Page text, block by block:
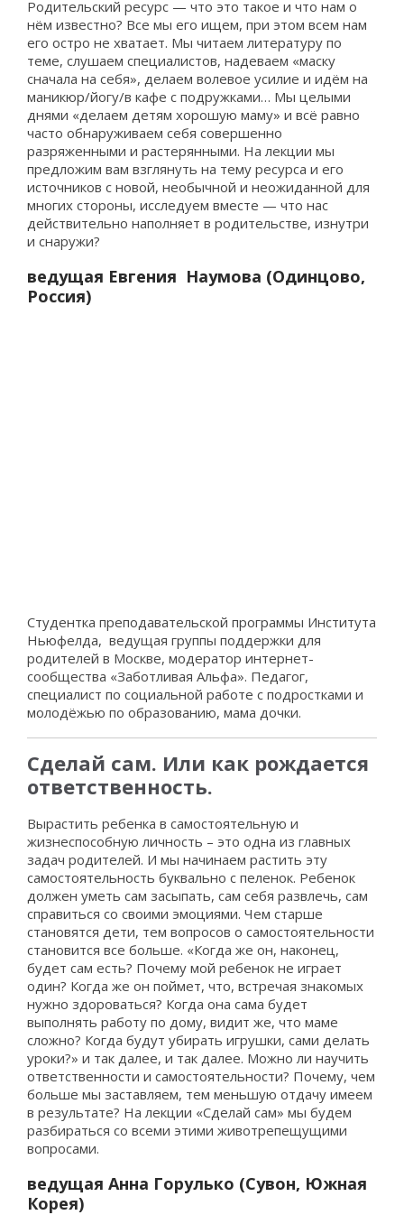
Родительский ресурс — что это такое и что нам о
нём известно? Все мы его ищем, при этом всем нам
его остро не хватает. Мы читаем литературу по
теме, слушаем специалистов, надеваем «маску
сначала на себя», делаем волевое усилие и идём на
маникюр/йогу/в кафе с подружками… Мы целыми
днями «делаем детям хорошую маму» и всё равно
часто обнаруживаем себя совершенно
разряженными и растерянными. На лекции мы
предложим вам взглянуть на тему ресурса и его
источников с новой, необычной и неожиданной для
многих стороны, исследуем вместе — что нас
действительно наполняет в родительстве, изнутри
и снаружи?
ведущая Евгения Наумова (Одинцово,
Россия)
Студентка преподавательской программы Института
Ньюфелда, ведущая группы поддержки для
родителей в Москве, модератор интернет-
сообщества «Заботливая Альфа». Педагог,
специалист по социальной работе с подростками и
молодёжью по образованию, мама дочки.
Сделай сам. Или как рождается
ответственность.
Вырастить ребенка в самостоятельную и
жизнеспособную личность – это одна из главных
задач родителей. И мы начинаем растить эту
самостоятельность буквально с пеленок. Ребенок
должен уметь сам засыпать, сам себя развлечь, сам
справиться со своими эмоциями. Чем старше
становятся дети, тем вопросов о самостоятельности
становится все больше. «Когда же он, наконец,
будет сам есть? Почему мой ребенок не играет
один? Когда же он поймет, что, встречая знакомых
нужно здороваться? Когда она сама будет
выполнять работу по дому, видит же, что маме
сложно? Когда будут убирать игрушки, сами делать
уроки?» и так далее, и так далее. Можно ли научить
ответственности и самостоятельности? Почему, чем
больше мы заставляем, тем меньшую отдачу имеем
в результате? На лекции «Сделай сам» мы будем
разбираться со всеми этими животрепещущими
вопросами.
ведущая Анна Горулько (Сувон, Южная
Корея)